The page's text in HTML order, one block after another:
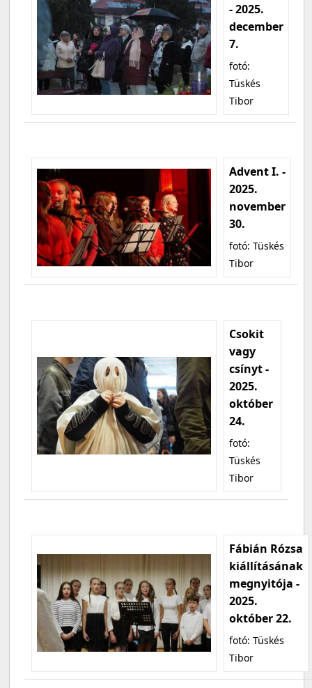
- 2025.
december
7.
fotó:
Tüskés
Tibor
Advent I. -
2025.
november
30.
fotó: Tüskés
Tibor
Csokit
vagy
csínyt -
2025.
október
24.
fotó:
Tüskés
Tibor
Fábián Rózsa
kiállításának
megnyitója -
2025.
október 22.
fotó: Tüskés
Tibor